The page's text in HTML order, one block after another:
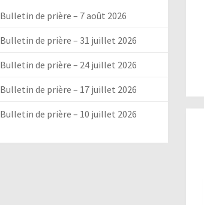
Bulletin de prière – 7 août 2026
Bulletin de prière – 31 juillet 2026
Bulletin de prière – 24 juillet 2026
Bulletin de prière – 17 juillet 2026
Bulletin de prière – 10 juillet 2026